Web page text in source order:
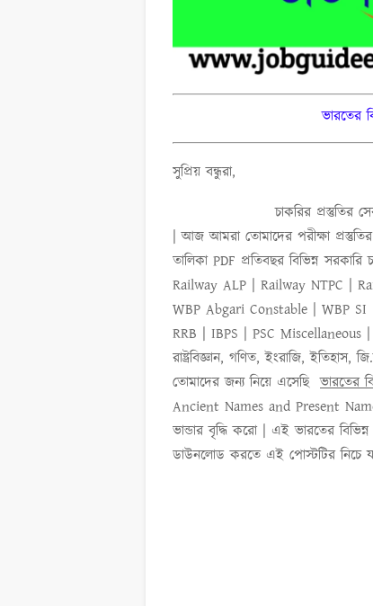
ভারতের
সুপ্রিয় বন্ধুরা,
চাকরির প্রস্তুতির সেরা
| আজ আমরা তোমাদের পরীক্ষা
তালিকা PDF প্রতিবছর বিভিন্ন
Railway ALP | Railway NTPC |
WBP Abgari Constable | WBP SI
RRB | IBPS | PSC Miscellaneous |
রাষ্ট্রবিজ্ঞান, গণিত, ইংরাজি,
তোমাদের জন্য নিয়ে এসেছিভারতের
Ancient Names and Present
ভান্ডার বৃদ্ধি করো | এই ভারতের
ডাউনলোড করতে এই পোস্টটির নিচে